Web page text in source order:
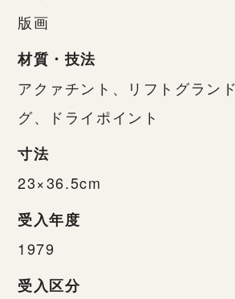
版画
材質・技法
アクァチント、リフトグラン
グ、ドライポイント
寸法
23×36.5cm
受入年度
1979
受入区分